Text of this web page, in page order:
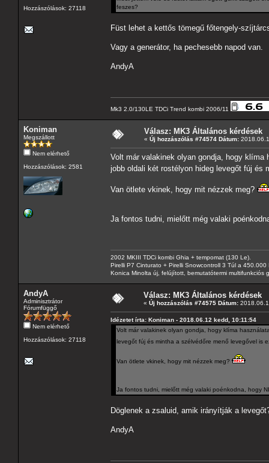
Hozzászólások: 27118
feszes?
Füst lehet a kettős tömegű főtengely-
Vagy a generátor, ha pechesebb napod van.
AndyA
Mk3 2.0/130LE TDCi Trend kombi 2006/11
Koniman
Megszállott
Nem elérhető
Hozzászólások: 2581
Válasz: MK3 Általános kérdések
« Új hozzászólás #74574 Dátum:
Volt már valakinek olyan gondja, hogy
jobb oldali két rostélyon hideg levegőt fúj
Van ötlete vkinek, hogy mit nézzek meg?
Ja fontos tudni, mielőtt még valaki
2002 MKIII TDCi kombi Ghia + tempomat (130 Le).
Pirelli P7 Cinturato + Pirelli Snowcontroll 3 Túl a 450.000
Konica Minolta új, felújított, bemutatótermi
AndyA
Adminisztrátor
Fórumfüggő
Nem elérhető
Hozzászólások: 27118
Válasz: MK3 Általános kérdések
« Új hozzászólás #74575 Dátum:
Idézetet írta: Koniman - 2018.06.12 kedd, 10:11:54
Volt már valakinek olyan gondja, hogy klíma
levegőt fúj és mintha a szélvédőre menő levegővel is
Van ötlete vkinek, hogy mit nézzek meg?
Ja fontos tudni, mielőtt még valaki poénkodna, hogy
Döglenek a zsaluid, amik irányítják a
AndyA